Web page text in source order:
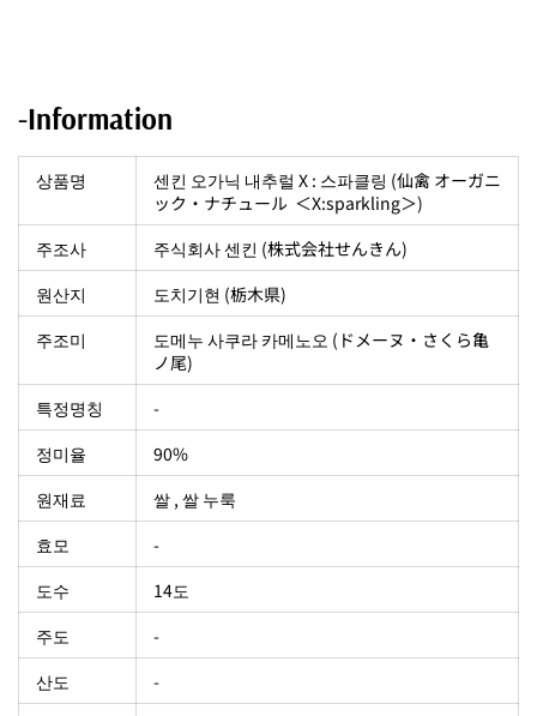
-Information
상품명
센킨 오가닉 내추럴 X : 스파클링 (仙禽 オーガニ
ック・ナチュール ＜X:sparkling＞)
주조사
주식회사 센킨 (株式会社せんきん)
원산지
도치기현 (栃木県)
주조미
도메누 사쿠라 카메노오 (ドメーヌ・さくら亀
ノ尾)
특정명칭
-
정미율
90%
원재료
쌀 , 쌀 누룩
효모
-
도수
14도
주도
-
산도
-